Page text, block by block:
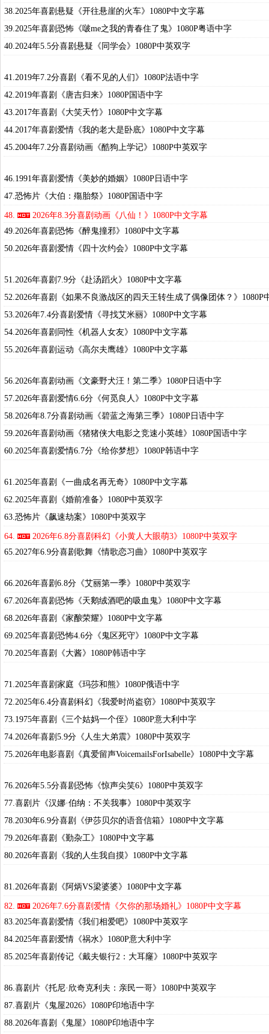
38.2025年喜剧悬疑《开往悬崖的火车》1080P中文字幕
39.2025年喜剧恐怖《啵me之我的青春住了鬼》1080P粤语中字
40.2024年5.5分喜剧悬疑《同学会》1080P中英双字
41.2019年7.2分喜剧《看不见的人们》1080P法语中字
42.2019年喜剧《唐吉归来》1080P国语中字
43.2017年喜剧《大笑天竹》1080P中文字幕
44.2017年喜剧爱情《我的老大是卧底》1080P中文字幕
45.2004年7.2分喜剧动画《酷狗上学记》1080P中英双字
46.1991年喜剧爱情《美妙的婚姻》1080P日语中字
47.恐怖片《大伯：殤胎祭》1080P国语中字
48.
2026年8.3分喜剧动画《八仙！》1080P中文字幕
49.2026年喜剧恐怖《醉鬼撞邪》1080P中文字幕
50.2026年喜剧爱情《四十次约会》1080P中文字幕
51.2026年喜剧7.9分《赴汤蹈火》1080P中文字幕
52.2026年喜剧《如果不良激战区的四天王转生成了偶像团体？》1080P
53.2026年7.4分喜剧爱情《寻找艾米丽》1080P中文字幕
54.2026年喜剧同性《机器人女友》1080P中文字幕
55.2026年喜剧运动《高尔夫鹰雄》1080P中文字幕
56.2026年喜剧动画《文豪野犬汪！第二季》1080P日语中字
57.2026年喜剧爱情6.6分《何觅良人》1080P中文字幕
58.2026年8.7分喜剧动画《碧蓝之海第三季》1080P日语中字
59.2026年喜剧动画《猪猪侠大电影之竞速小英雄》1080P国语中字
60.2025年喜剧爱情6.7分《给你梦想》1080P韩语中字
61.2025年喜剧《一曲成名再无奇》1080P中文字幕
62.2025年喜剧《婚前准备》1080P中英双字
63.恐怖片《飙速劫案》1080P中英双字
64.
2026年6.8分喜剧科幻《小黄人大眼萌3》1080P中英双字
65.2027年6.9分喜剧歌舞《情歌恋习曲》1080P中英双字
66.2026年喜剧6.8分《艾丽第一季》1080P中英双字
67.2026年喜剧恐怖《天鹅绒酒吧的吸血鬼》1080P中文字幕
68.2026年喜剧《家酿荣耀》1080P中文字幕
69.2025年喜剧恐怖4.6分《鬼区死守》1080P中文字幕
70.2025年喜剧《大酱》1080P韩语中字
71.2025年喜剧家庭《玛莎和熊》1080P俄语中字
72.2025年6.4分喜剧科幻《我爱时尚盗窃》1080P中英双字
73.1975年喜剧《三个姑妈一个侄》1080P意大利中字
74.2026年喜剧5.9分《人生大弟震》1080P中英双字
75.2026年电影喜剧《真爱留声VoicemailsForIsabelle》1080P中文字幕
76.2026年5.5分喜剧恐怖《惊声尖笑6》1080P中英双字
77.喜剧片《汉娜·伯纳：不关我事》1080P中英双字
78.2030年6.9分喜剧《伊莎贝尔的语音信箱》1080P中文字幕
79.2026年喜剧《勤杂工》1080P中文字幕
80.2026年喜剧《我的人生我自摸》1080P中文字幕
81.2026年喜剧《阿炳VS梁婆婆》1080P中文字幕
82.
2026年7.6分喜剧爱情《欠你的那场婚礼》1080P中文字幕
83.2025年喜剧爱情《我们相爱吧》1080P中英双字
84.2025年喜剧爱情《祸水》1080P意大利中字
85.2025年喜剧传记《戴夫银行2：大耳窿》1080P中英双字
86.喜剧片《托尼·欣奇克利夫：亲民一哥》1080P中英双字
87.喜剧片《鬼屋2026》1080P印地语中字
88.2026年喜剧《鬼屋》1080P印地语中字